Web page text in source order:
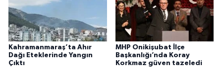
Kahramanmaraş’ta Ahır
Dağı Eteklerinde Yangın
Çıktı
MHP Onikişubat İlçe
Başkanlığı’nda Koray
Korkmaz güven tazeledi